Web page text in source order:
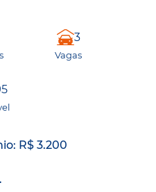
3
Vagas
R$ 3.200